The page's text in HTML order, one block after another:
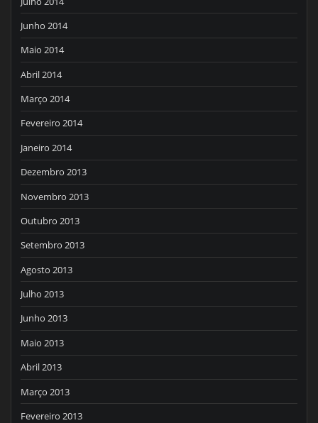
Junho 2014
Maio 2014
Abril 2014
Março 2014
Fevereiro 2014
Janeiro 2014
Dezembro 2013
Novembro 2013
Outubro 2013
Setembro 2013
Agosto 2013
Julho 2013
Junho 2013
Maio 2013
Abril 2013
Março 2013
Fevereiro 2013